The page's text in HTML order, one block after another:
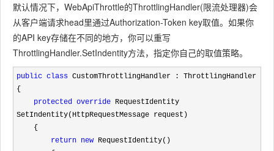
默认情况下，WebApiThrottle的ThrottlingHandler(限流处理器)会
从客户端请求head里通过Authorization-Token key取值。如果你
的API key存储在不同的地方，你可以重写
ThrottlingHandler.SetIndentity方法，指定你自己的取值策略。
public class CustomThrottlingHandler : ThrottlingHandler
{
protected override RequestIdentity
SetIndentity(HttpRequestMessage request)
return new RequestIdentity()